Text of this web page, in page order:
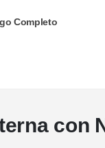
Completo
con